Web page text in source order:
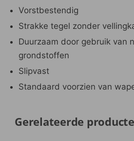
Vorstbestendig
Strakke tegel zonder
Duurzaam door gebruik van
grondstoffen
Slipvast
Standaard voorzien van
Gerelateerde